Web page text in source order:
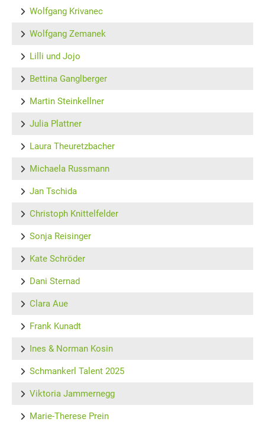
Wolfgang Krivanec
Wolfgang Zemanek
Lilli und Jojo
Bettina Ganglberger
Martin Steinkellner
Julia Plattner
Laura Theuretzbacher
Michaela Russmann
Jan Tschida
Christoph Knittelfelder
Sonja Reisinger
Kate Schröder
Dani Sternad
Clara Aue
Frank Kunadt
Ines & Norman Kosin
Schmankerl Talent 2025
Viktoria Jammernegg
Marie-Therese Prein